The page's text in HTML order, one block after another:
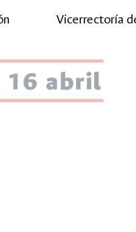
Skip to
Vicerrectoría